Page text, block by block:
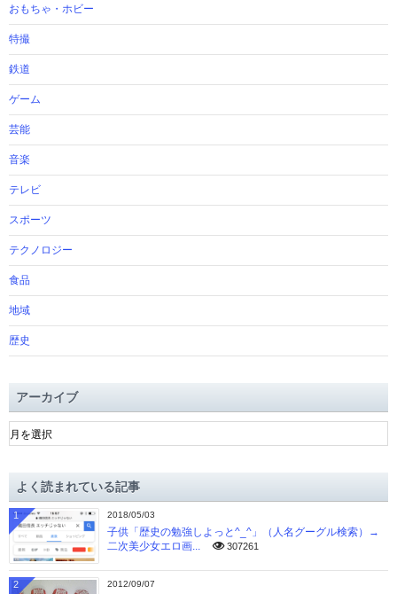
おもちゃ・ホビー
特撮
鉄道
ゲーム
芸能
音楽
テレビ
スポーツ
テクノロジー
食品
地域
歴史
アーカイブ
ア
ー
ブよく読まれている記事
2018/05/03
子供「歴史の勉強しよっと^_^」（人名グーグル検索）→
二次美少女エロ画...
307261
1
2012/09/07
2